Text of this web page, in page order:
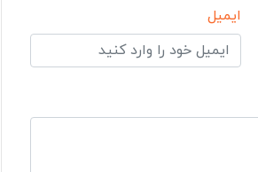
ایمیل